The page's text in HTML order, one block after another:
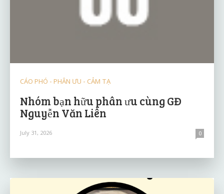
CÁO PHÓ - PHÂN ƯU - CẢM TẠ
Nhóm bạn hữu phân ưu cùng GĐ
Nguyễn Văn Liên
July 31, 2026 0